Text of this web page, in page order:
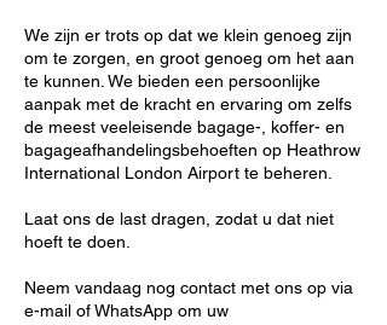
We zijn er trots op dat we klein genoeg zijn
om te zorgen, en groot genoeg om het aan
te kunnen. We bieden een persoonlijke
aanpak met de kracht en ervaring om zelfs
de meest veeleisende bagage-, koffer- en
bagageafhandelingsbehoeften op Heathrow
International London Airport te beheren.
Laat ons de last dragen, zodat u dat niet
hoeft te doen.
Neem vandaag nog contact met ons op via
e-mail of WhatsApp om uw